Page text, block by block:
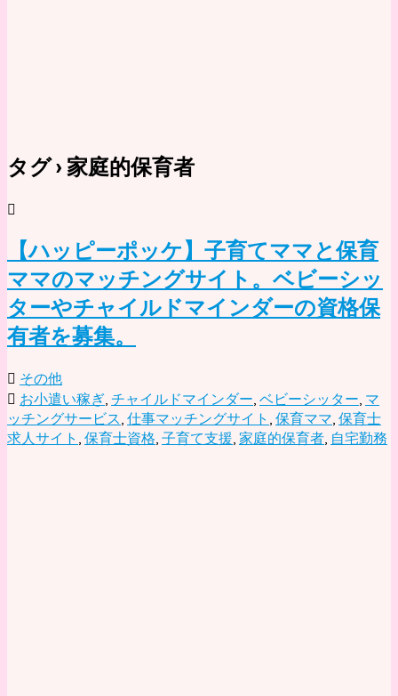
タグ › 家庭的保育者
【ハッピーポッケ】子育てママと保育
ママのマッチングサイト。ベビーシッ
ターやチャイルドマインダーの資格保
有者を募集。
その他
お小遣い稼ぎ チャイルドマインダー ベビーシッター マ
ッチングサービス 仕事マッチングサイト 保育ママ 保育士
求人サイト 保育士資格 子育て支援 家庭的保育者 自宅勤務